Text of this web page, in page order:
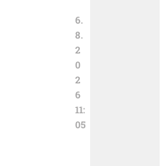
6.
8.
2
0
2
6
11:
05